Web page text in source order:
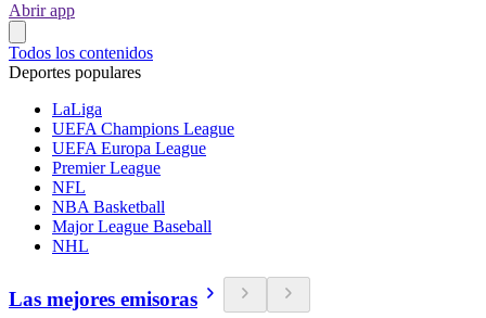
Abrir app
Todos los contenidos
Deportes populares
LaLiga
UEFA Champions League
UEFA Europa League
Premier League
NFL
NBA Basketball
Major League Baseball
NHL
Las mejores emisoras